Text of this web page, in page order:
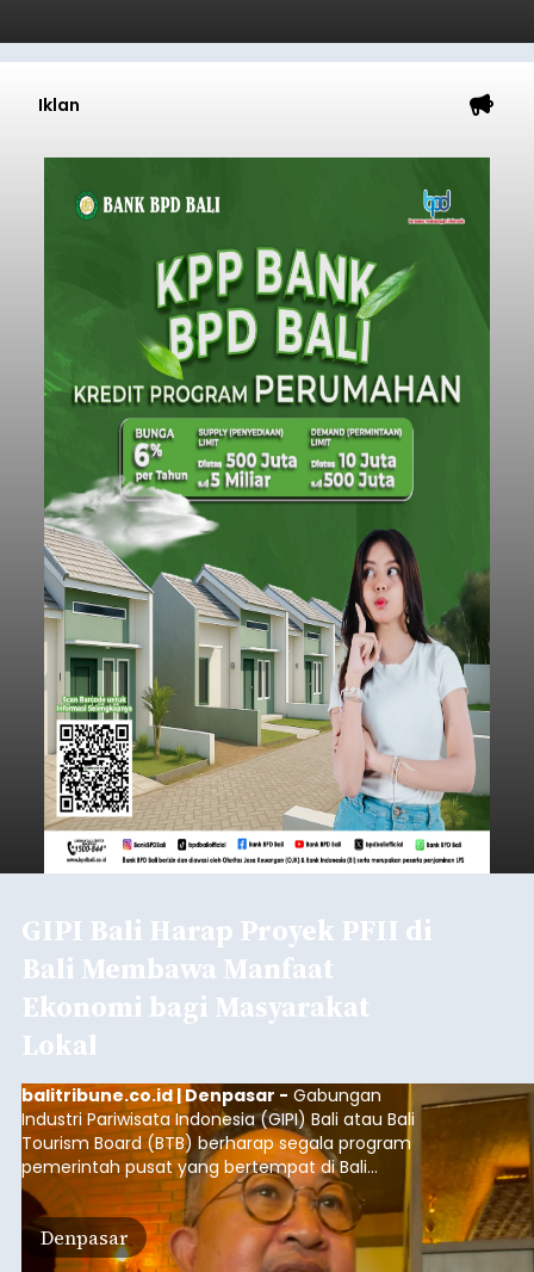
Iklan
GIPI Bali Harap Proyek PFII di
Bali Membawa Manfaat
Ekonomi bagi Masyarakat
Lokal
balitribune.co.id | Denpasar - Gabungan
Industri Pariwisata Indonesia (GIPI) Bali atau Bali
Tourism Board (BTB) berharap segala program
pemerintah pusat yang bertempat di Bali
membawa dampak positif bagi masyarakat lokal.
"Program pemerintah ini (Bali sebagai Pusat
Finansial Internasional Indonesia/PFII) harus
berguna buat masyarakat jangan sampai kita
Denpasar